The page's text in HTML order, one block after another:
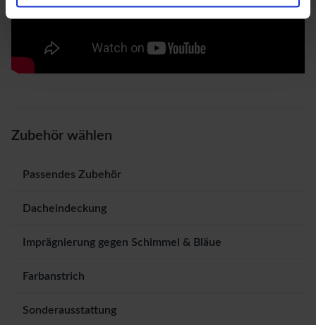
Zubehör wählen
Passendes Zubehör
Dacheindeckung
Imprägnierung gegen Schimmel & Bläue
Farbanstrich
Sonderausstattung